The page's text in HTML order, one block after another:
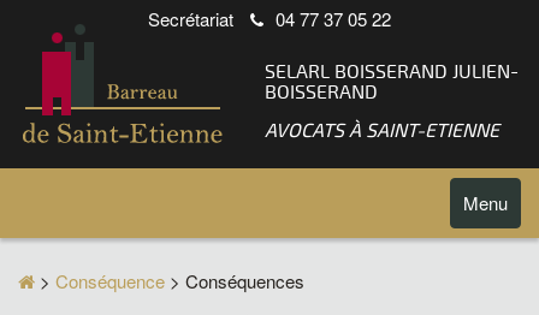
Secrétariat 04 77 37 05 22
SELARL BOISSERAND JULIEN-
BOISSERAND
AVOCATS À SAINT-ETIENNE
Toggle
Menu
> Conséquence > Conséquences